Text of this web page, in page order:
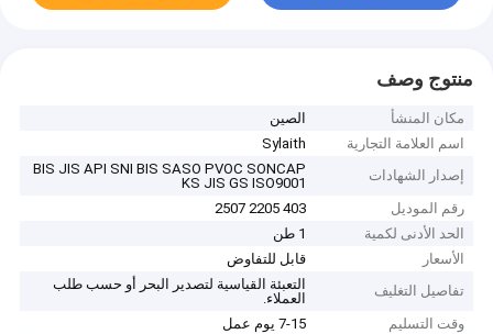
منتوج وصف
مكان المنشأ
الصين
اسم العلامة التجارية
Sylaith
إصدار الشهادات
BIS JIS API SNI BIS SASO PVOC SONCAP
KS JIS GS ISO9001
رقم الموديل
403 2205 2507
الحد الأدنى لكمية
1 طن
الأسعار
قابل للتفاوض
تفاصيل التغليف
التعبئة القياسية لتصدير البحر أو حسب طلب
العملاء.
وقت التسليم
7-15 يوم عمل